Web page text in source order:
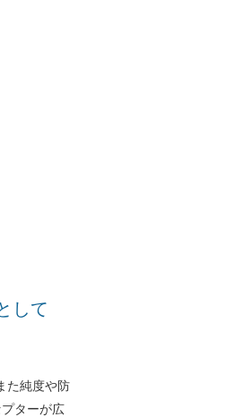
して
た純度や防
ターが広